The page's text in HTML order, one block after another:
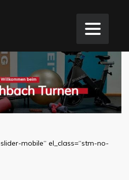
mobile“ el_class=“stm-no-